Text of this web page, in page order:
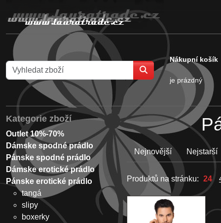
Nákupní košík
je prázdný
Nejnovější Nejstarší
Produktů na stránku: 24
Kategorie zboží
Outlet 10%-70%
Dámske spodné prádlo
Pánske spodné prádlo
Dámske erotické prádlo
Pánske erotické prádlo
tangá
slipy
boxerky